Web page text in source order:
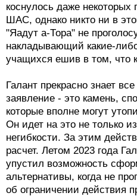
коснулось даже некоторых
ШАС, однако никто ни в
"Яадут а-Тора" не
накладывающий какие-
учащихся ешив в том, что
Галант прекрасно знает
заявление - это камень,
которые вполне могут
Он идет на это не только
негибкости. За этим
расчет. Летом 2023 года
упустил возможность
альтернативы, когда не
об ограничении действия